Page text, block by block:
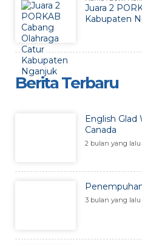
Juara 2
Kabupaten
Berita Terbaru
English Glad
Canada
2 bulan yang lalu
3 bulan yang lalu